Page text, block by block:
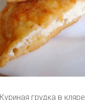
Куриная грудка в кляре